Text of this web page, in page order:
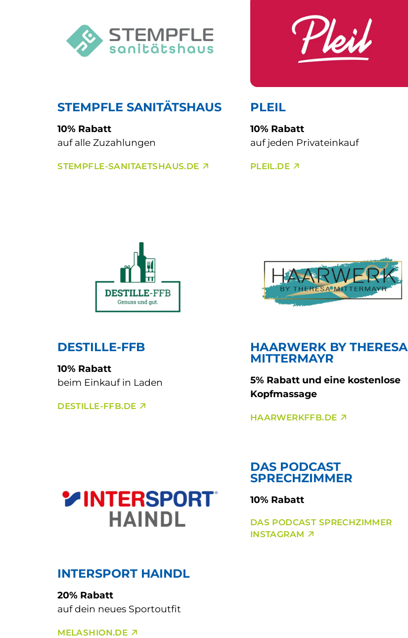
STEMPFLE SANITÄTSHAUS
10% Rabatt
auf alle Zuzahlungen
STEMPFLE-SANITAETSHAUS.DE
PLEIL
10% Rabatt
auf jeden Privateinkauf
PLEIL.DE
DESTILLE-FFB
10% Rabatt
beim Einkauf in Laden
DESTILLE-FFB.DE
HAARWERK BY THERESA
MITTERMAYR
5% Rabatt und eine kostenlose
Kopfmassage
HAARWERKFFB.DE
INTERSPORT HAINDL
20% Rabatt
auf dein neues Sportoutfit
MELASHION.DE
DAS PODCAST
SPRECHZIMMER
10% Rabatt
DAS PODCAST SPRECHZIMMER
INSTAGRAM